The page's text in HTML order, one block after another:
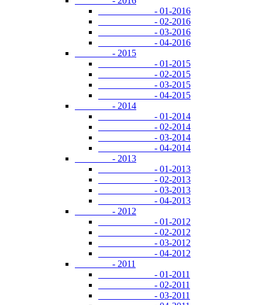
- 01-2016
- 02-2016
- 03-2016
- 04-2016
- 2015
- 01-2015
- 02-2015
- 03-2015
- 04-2015
- 2014
- 01-2014
- 02-2014
- 03-2014
- 04-2014
- 2013
- 01-2013
- 02-2013
- 03-2013
- 04-2013
- 2012
- 01-2012
- 02-2012
- 03-2012
- 04-2012
- 2011
- 01-2011
- 02-2011
- 03-2011